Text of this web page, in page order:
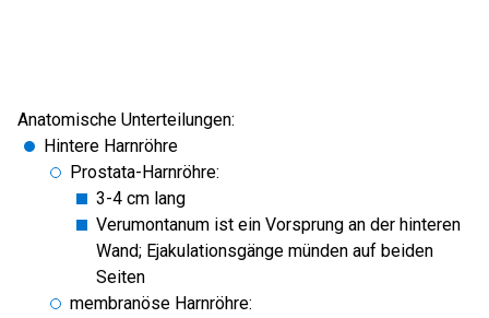
Anatomische Unterteilungen:
Hintere Harnröhre
Prostata-Harnröhre:
3-4 cm lang
Verumontanum ist ein Vorsprung an der hinteren
Wand; Ejakulationsgänge münden auf beiden
Seiten
membranöse Harnröhre: